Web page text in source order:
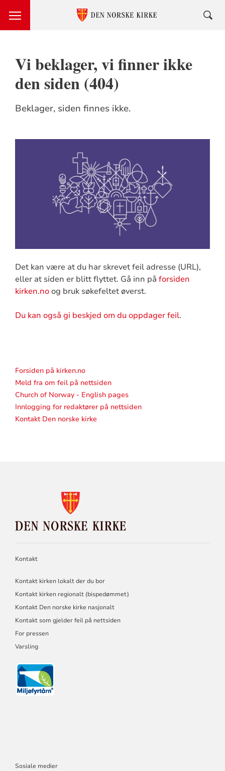
Vi beklager, vi finner ikke
den siden (404)
Beklager, siden finnes ikke.
Det kan være at du har skrevet feil adresse (URL),
eller at siden er blitt flyttet. Gå inn på forsiden
kirken.noog bruk søkefeltet øverst.
Du kan også gi beskjed om du oppdager feil.
Forsiden på kirken.no
Meld fra om feil på nettsiden
Church of Norway - English pages
Innlogging for redaktører på nettsiden
Kontakt Den norske kirke
NORSKE
KIRKE
Kontakt
Kontakt kirken lokalt der du bor
Kontakt kirken regionalt (bispedømmet)
Kontakt Den norske kirke nasjonalt
Kontakt som gjelder feil på nettsiden
For pressen
Varsling
Sosiale medier